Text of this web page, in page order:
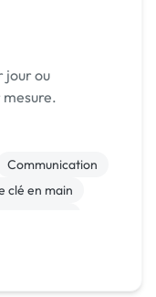
jour ou
Communication
clé en main